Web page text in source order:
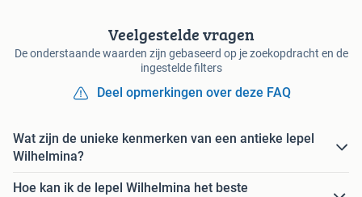
Veelgestelde vragen
De onderstaande waarden zijn gebaseerd op je zoekopdracht en de
ingestelde filters
Deel opmerkingen over deze FAQ
Wat zijn de unieke kenmerken van een antieke lepel
Wilhelmina?
Hoe kan ik de lepel Wilhelmina het beste